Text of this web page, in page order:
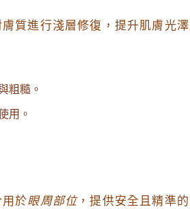
質進行淺層修復，提升肌膚光澤
粗糙。
用。
用於眼周部位，提供安全且精準的